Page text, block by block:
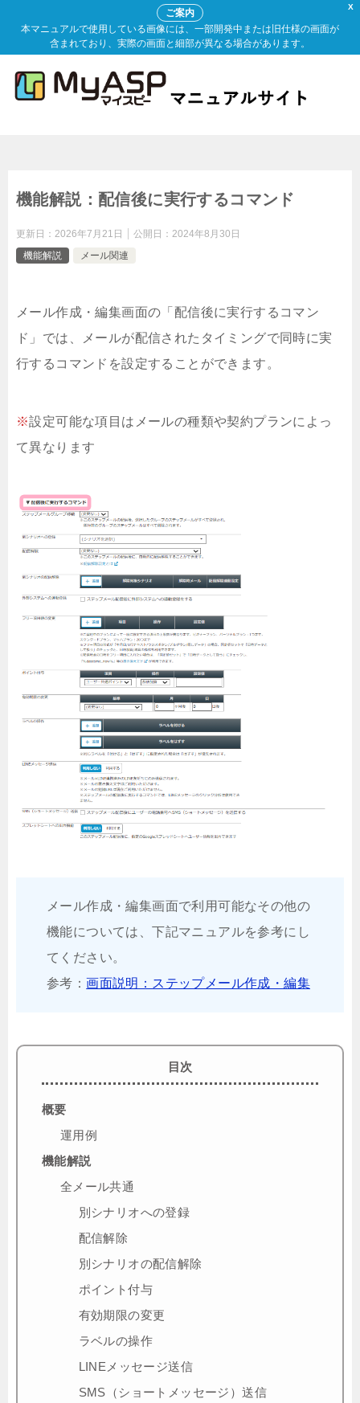
X
ご案内
本マニュアルで使用している画像には、一部開発中または旧仕様の画面が
含まれており、実際の画面と細部が異なる場合があります。
機能解説：配信後に実行するコマンド
更新日： 2026年7月21日 公開日： 2024年8月30日
機能解説
メール関連
メール作成・編集画面の「配信後に実行するコマン
ド」では、メールが配信されたタイミングで同時に実
行するコマンドを設定することができます。
※設定可能な項目はメールの種類や契約プランによっ
て異なります
メール作成・編集画面で利用可能なその他の
機能については、下記マニュアルを参考にし
てください。
参考：画面説明：ステップメール作成・編集
目次
概要
運用例
機能解説
全メール共通
別シナリオへの登録
配信解除
別シナリオの配信解除
ポイント付与
有効期限の変更
ラベルの操作
LINEメッセージ送信
SMS（ショートメッセージ）送信